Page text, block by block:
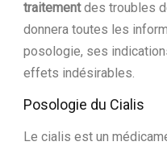
traitementdes troubles
donnera toutes les
posologie, ses
effets indésirables.
Posologie du Cialis
Le cialis est un